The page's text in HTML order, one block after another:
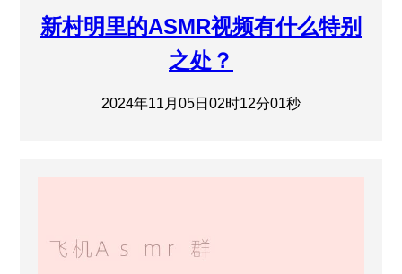
新村明里的ASMR视频有什么特别
之处？
2024年11月05日02时12分01秒